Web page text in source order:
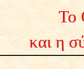
Το
και η